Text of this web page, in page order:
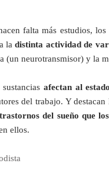
falta más estudios,
ladistinta actividad de
(un neurotransmisor) y la
afectan al
del trabajo. Y
del sueño que
ellos.